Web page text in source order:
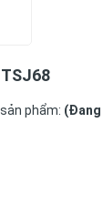
phẩm: (Đang